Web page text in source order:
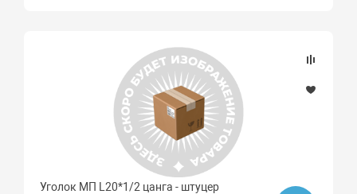
Уголок МП L20*1/2 цанга - штуцер